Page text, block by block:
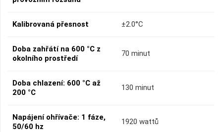
Kalibrovaná přesnost ±2.0°C
Doba zahřátí na 600 °C z
okolního prostředí
70 minut
Doba chlazení: 600 °C až
200 °C
130 minut
Napájení ohřívače: 1 fáze,
50/60 hz
1920 wattů